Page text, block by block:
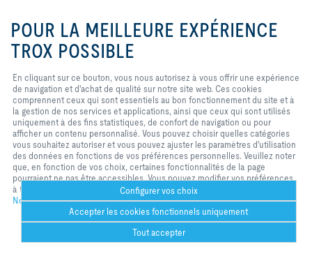
Service d'aide Plus
Contactez-nous
Accueil, contact commercial et technique
TROX SUR LES RÉSEAUX SOCIAUX
Home Contacts Imprint
Conditions de livraison et de paiement
Confidentialité
nous autorisez à vous offrir une
expérience de navigation et
d'achat de qualité sur notre site
web. Ces cookies comprennent
fonctionnement du site et au
contrôle de nos services et
applications, ainsi que ceux qui
sont utilisés uniquement à des
fins statistiques, pour des
paramètres de commodité ou pour
afficher un contenu personnalisé.
Vous pouvez décider quelles
catégories vous souhaitez
autoriser et vous pouvez ajuster
les paramètres d'utilisation des
données en fonction de vos
propres besoinsS. Veuillez noter
que, selon les paramètres que
vous avez sélectionnés, toutes les
fonctionnalités de la page peuvent
POUR LA MEILLEURE EXPÉRIENCE
TROX POSSIBLE
En cliquant sur ce bouton, vous nous autorisez à vous offrir une expérience
de navigation et d'achat de qualité sur notre site web. Ces cookies
comprennent ceux qui sont essentiels au bon fonctionnement du site et à
la gestion de nos services et applications, ainsi que ceux qui sont utilisés
uniquement à des fins statistiques, de confort de navigation ou pour
afficher un contenu personnalisé. Vous pouvez choisir quelles catégories
vous souhaitez autoriser et vous pouvez ajuster les paramètres d'utilisation
des données en fonctions de vos préférences personnelles. Veuillez noter
que, en fonction de vos choix, certaines fonctionnalités de la page
pourraient ne pas être accessibles. Vous pouvez modifier vos préférences
à tout moment.
Notre politique de confidentialité
Configurer vos choix
Accepter les cookies fonctionnels uniquement
Tout accepter